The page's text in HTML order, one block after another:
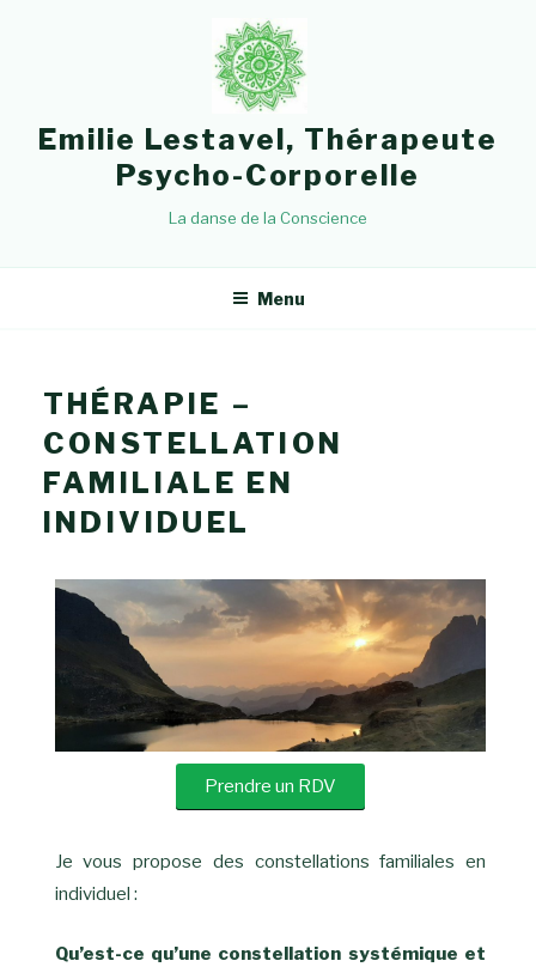
Emilie Lestavel, Thérapeute
Psycho-Corporelle
La danse de la Conscience
Menu
THÉRAPIE –
CONSTELLATION
FAMILIALE EN
INDIVIDUEL
Prendre un RDV
Je vous propose des constellations familiales en
individuel :
Qu’est-ce qu’une constellation systémique et